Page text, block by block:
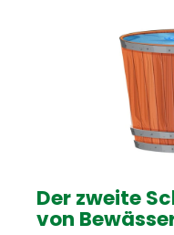
Der zweite
von